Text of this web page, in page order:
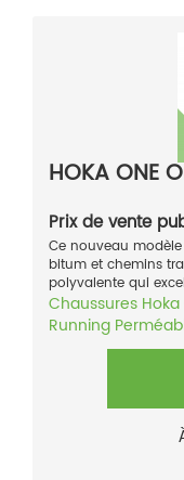
HOKA ONE
Prix de vente
Ce nouveau
bitum et chemins
polyvalente qui
Chaussures
Running